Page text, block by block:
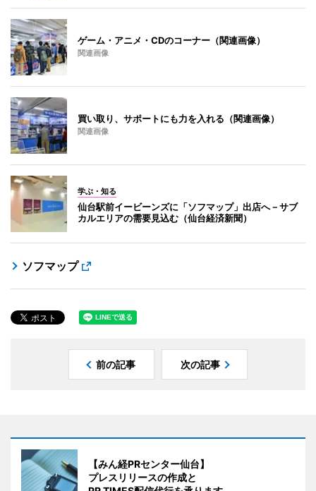
ゲーム・アニメ・CDのコーナー（関連画像）
関連画像
買い取り、サポートにも力を入れる（関連画像）
関連画像
学ぶ・知る
仙台駅前イービーンズに「ソフマップ」出店へ－サブ
カルエリアの需要見込む（仙台経済新聞）
ソフマップ
前の記事 次の記事
【みん経PRセンター仙台】
プレスリリースの作成と